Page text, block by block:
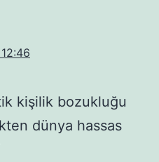
kişilik bozukluğu
dünya hassas